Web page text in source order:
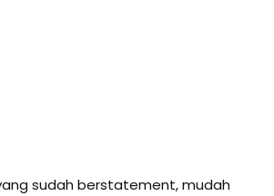
sudah berstatement, mudah